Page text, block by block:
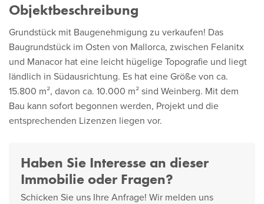
Objektbeschreibung
Grundstück mit Baugenehmigung zu verkaufen! Das
Baugrundstück im Osten von Mallorca, zwischen Felanitx
und Manacor hat eine leicht hügelige Topografie und liegt
ländlich in Südausrichtung. Es hat eine Größe von ca.
15.800 m², davon ca. 10.000 m² sind Weinberg. Mit dem
Bau kann sofort begonnen werden, Projekt und die
entsprechenden Lizenzen liegen vor.
Haben Sie Interesse an dieser
Immobilie oder Fragen?
Schicken Sie uns Ihre Anfrage! Wir melden uns